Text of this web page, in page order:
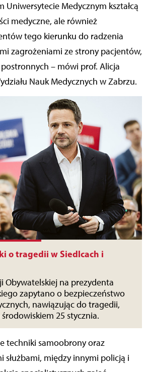
Uniwersytecie Medycznym kształcą
medyczne, ale również
tego kierunku do radzenia
zagrożeniami ze strony pacjentów,
– mówi prof. Alicja
Nauk Medycznych w Zabrzu.
o tragedii w Siedlcach i
Obywatelskiej na prezydenta
zapytano o bezpieczeństwo
nawiązując do tragedii,
25 stycznia.
techniki samoobrony oraz
służbami, między innymi policją i